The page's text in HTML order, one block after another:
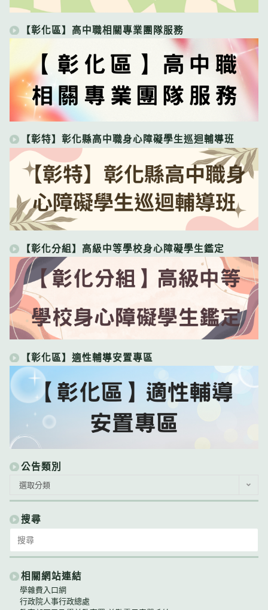
【彰化區】高中職相關專業團隊服務
【彰特】彰化縣高中職身心障礙學生巡迴輔導班
【彰化分組】高級中等學校身心障礙學生鑑定
【彰化區】適性輔導安置專區
公告類別
類
別
選取分類
搜尋
for:
相關網站連結
學雜費入口網
行政院人事行政總處